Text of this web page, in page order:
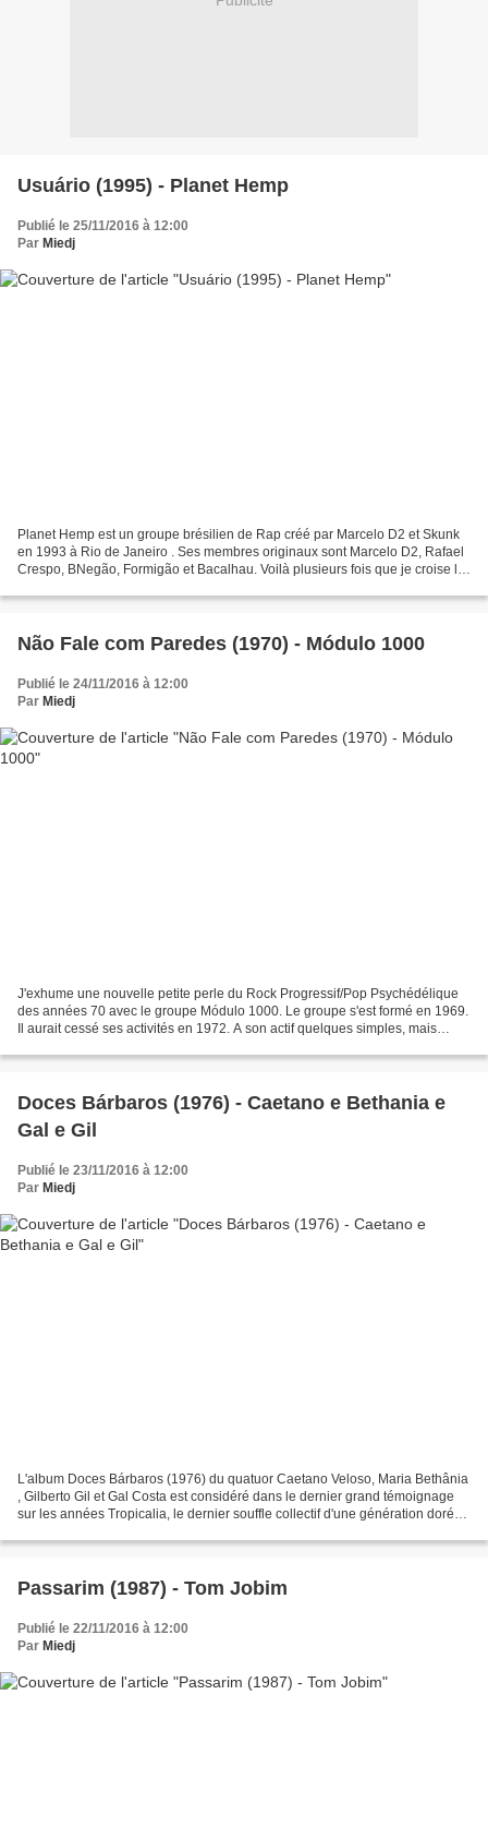
Usuário (1995) - Planet Hemp
Publié le 25/11/2016 à 12:00
Par Miedj
Planet Hemp est un groupe brésilien de Rap créé par Marcelo D2 et Skunk
en 1993 à Rio de Janeiro . Ses membres originaux sont Marcelo D2, Rafael
Crespo, BNegão, Formigão et Bacalhau. Voilà plusieurs fois que je croise le
Não Fale com Paredes (1970) - Módulo 1000
Publié le 24/11/2016 à 12:00
Par Miedj
J'exhume une nouvelle petite perle du Rock Progressif/Pop Psychédélique
des années 70 avec le groupe Módulo 1000. Le groupe s'est formé en 1969.
Il aurait cessé ses activités en 1972. A son actif quelques simples, mais
Doces Bárbaros (1976) - Caetano e Bethania e
Gal e Gil
Publié le 23/11/2016 à 12:00
Par Miedj
L'album Doces Bárbaros (1976) du quatuor Caetano Veloso, Maria Bethânia
, Gilberto Gil et Gal Costa est considéré dans le dernier grand témoignage
sur les années Tropicalia, le dernier souffle collectif d'une génération dorée
Passarim (1987) - Tom Jobim
Publié le 22/11/2016 à 12:00
Par Miedj